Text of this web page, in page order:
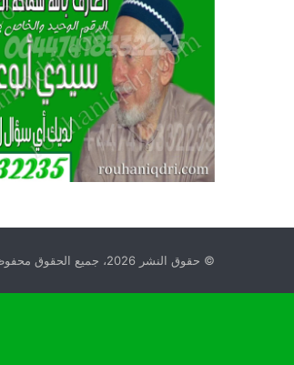
© حقوق النشر 2026، جميع الحقوق محفوظة | اصدق شيخ روحاني مجانا